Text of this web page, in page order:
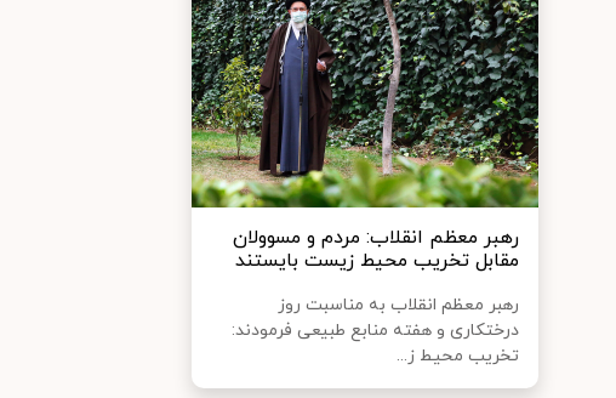
رهبر معظم انقلاب: مردم و مسوولان
مقابل تخریب محیط زیست بایستند
رهبر معظم انقلاب به مناسبت روز
درختکاری و هفته منابع طبیعی فرمودند:
تخریب محیط ز...